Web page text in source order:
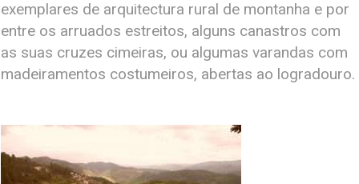
exemplares de arquitectura rural de montanha e por
entre os arruados estreitos, alguns canastros com
as suas cruzes cimeiras, ou algumas varandas com
madeiramentos costumeiros, abertas ao logradouro.